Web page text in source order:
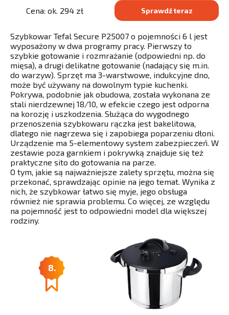
Cena: ok. 294 zł Sprawdź teraz
Szybkowar Tefal Secure P25007 o pojemności 6 l jest
wyposażony w dwa programy pracy. Pierwszy to
szybkie gotowanie i rozmrażanie (odpowiedni np. do
mięsa), a drugi delikatne gotowanie (nadający się m.in.
do warzyw). Sprzęt ma 3-warstwowe, indukcyjne dno,
może być używany na dowolnym typie kuchenki.
Pokrywa, podobnie jak obudowa, została wykonana ze
stali nierdzewnej 18/10, w efekcie czego jest odporna
na korozję i uszkodzenia. Służąca do wygodnego
przenoszenia szybkowaru rączka jest bakelitowa,
dlatego nie nagrzewa się i zapobiega poparzeniu dłoni.
Urządzenie ma 5-elementowy system zabezpieczeń. W
zestawie poza garnkiem i pokrywką znajduje się też
praktyczne sito do gotowania na parze.
O tym, jakie są najważniejsze zalety sprzętu, można się
przekonać, sprawdzając opinie na jego temat. Wynika z
nich, że szybkowar łatwo się myje, jego obsługa
również nie sprawia problemu. Co więcej, ze względu
na pojemność jest to odpowiedni model dla większej
rodziny.
8.